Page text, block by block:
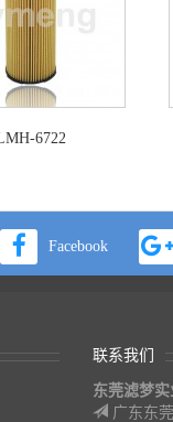
6722
Facebook
联系我们
东莞滤梦实
广东东